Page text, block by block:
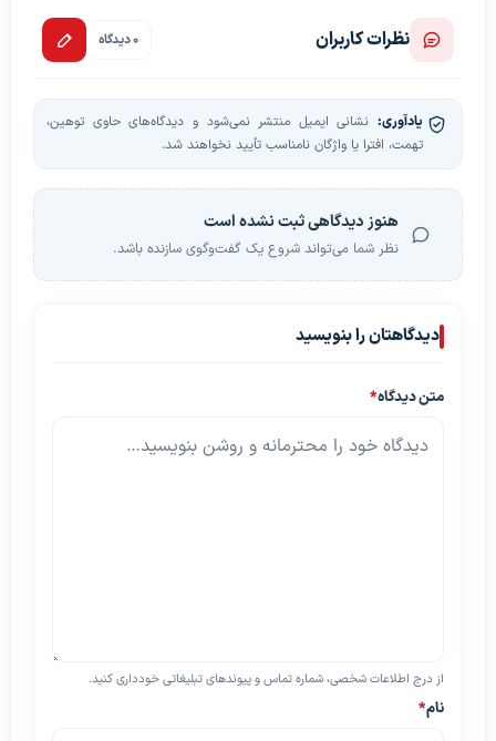
نظرات کاربران 0 دیدگاه
یادآوری: نشانی ایمیل منتشر نمی‌شود و دیدگاه‌های حاوی توهین،
تهمت، افترا یا واژگان نامناسب تأیید نخواهند شد.
هنوز دیدگاهی ثبت نشده است
نظر شما می‌تواند شروع یک گفت‌وگوی سازنده باشد.
دیدگاهتان را بنویسید
متن دیدگاه*
از درج اطلاعات شخصی، شماره تماس و پیوندهای تبلیغاتی خودداری کنید.
نام*